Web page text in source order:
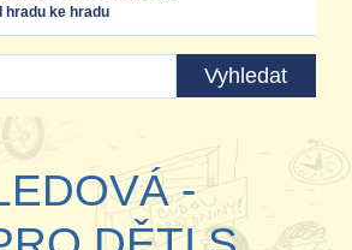
hradu ke hradu
-